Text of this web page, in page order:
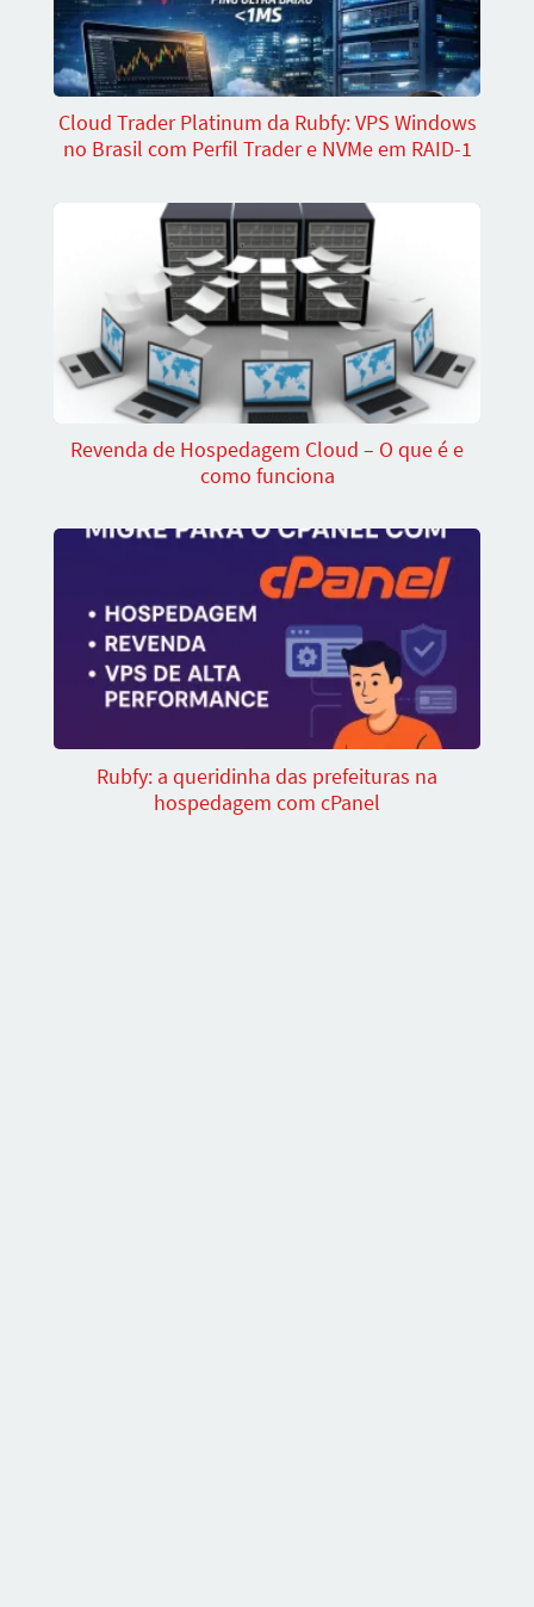
Cloud Trader Platinum da Rubfy: VPS Windows
no Brasil com Perfil Trader e NVMe em RAID-1
Revenda de Hospedagem Cloud – O que é e
como funciona
Rubfy: a queridinha das prefeituras na
hospedagem com cPanel